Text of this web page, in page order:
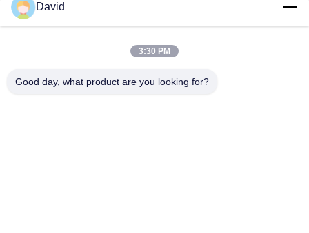
High Temperature Range -40C To 300C Brake Lining Roll with
ISO9001 Certification and 2mm Thickness
Automotive Brake System Friction Roll 100mm Width for
David
3:30 PM
Good day, what product are you looking for?